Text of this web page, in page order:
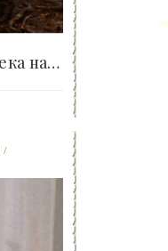
Могут ли пропавшие полвека назад самолёты..
/